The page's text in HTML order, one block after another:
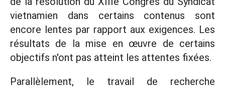
vietnamien dans certains contenus sont
encore lentes par rapport aux exigences. Les
résultats de la mise en œuvre de certains
objectifs n'ont pas atteint les attentes fixées.
Parallèlement, le travail de recherche